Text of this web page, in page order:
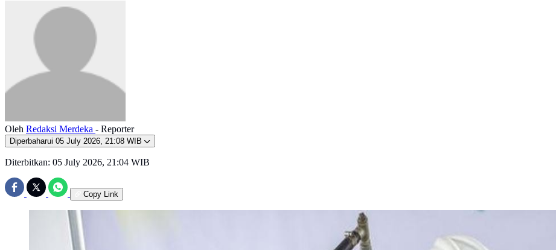
Oleh Redaksi Merdeka - Reporter
Diperbaharui 05 July 2026, 21:08 WIB
Diterbitkan: 05 July 2026, 21:04 WIB
Copy Link